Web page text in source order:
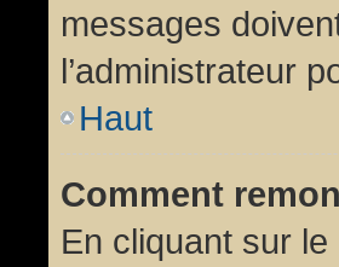
messages
l’administrateur
Haut
Comment
En cliquant sur